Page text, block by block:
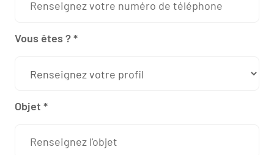
Vous êtes ? *
Objet *